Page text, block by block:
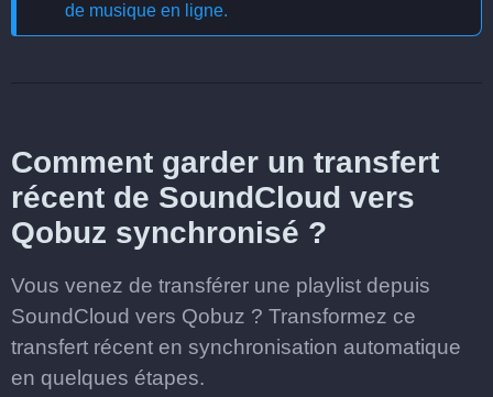
de musique en ligne.
Comment garder un transfert
récent de SoundCloud vers
Qobuz synchronisé ?
Vous venez de transférer une playlist depuis
SoundCloud vers Qobuz ? Transformez ce
transfert récent en synchronisation automatique
en quelques étapes.